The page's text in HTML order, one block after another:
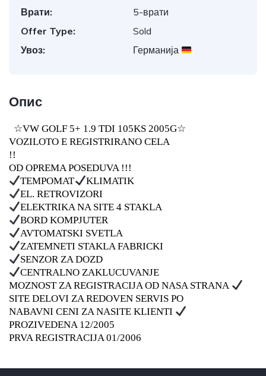
Врати:
5-врати
Offer Type:
Sold
Увоз:
Германија
Опис
☆VW GOLF 5+ 1.9 TDI 105KS 2005G☆
VOZILOTO E REGISTRIRANO CELA
!!
OD OPREMA POSEDUVA !!!
TEMPOMAT
KLIMATIK
EL. RETROVIZORI
ELEKTRIKA NA SITE 4 STAKLA
BORD KOMPJUTER
AVTOMATSKI SVETLA
ZATEMNETI STAKLA FABRICKI
SENZOR ZA DOZD
CENTRALNO ZAKLUCUVANJE
MOZNOST ZA REGISTRACIJA OD NASA STRANA
SITE DELOVI ZA REDOVEN SERVIS PO
NABAVNI CENI ZA NASITE KLIENTI
PROZIVEDENA 12/2005
PRVA REGISTRACIJA 01/2006